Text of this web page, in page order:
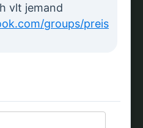
Finder
vlt jemand
groups/preis